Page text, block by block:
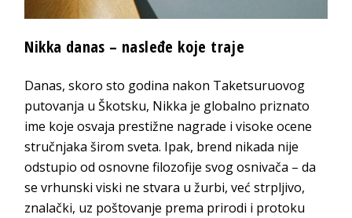
Nikka danas – nasleđe koje traje
Danas, skoro sto godina nakon Taketsuruovog
putovanja u Škotsku, Nikka je globalno priznato
ime koje osvaja prestižne nagrade i visoke ocene
stručnjaka širom sveta. Ipak, brend nikada nije
odstupio od osnovne filozofije svog osnivača – da
se vrhunski viski ne stvara u žurbi, već strpljivo,
znalački, uz poštovanje prema prirodi i protoku